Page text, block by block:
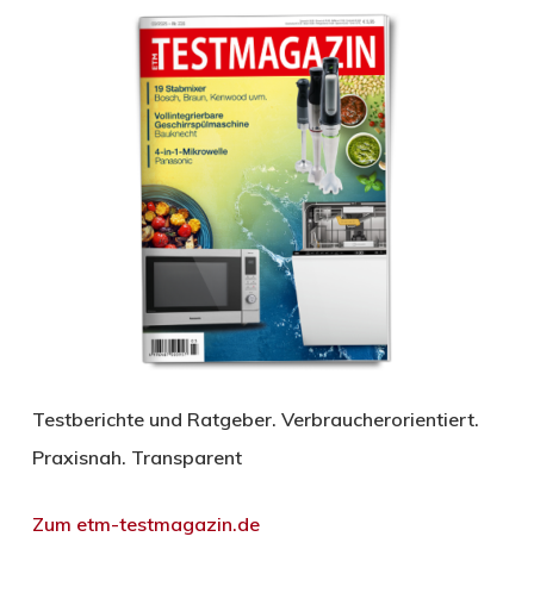
Testberichte und Ratgeber. Verbraucherorientiert.
Praxisnah. Transparent
Zum etm-testmagazin.de